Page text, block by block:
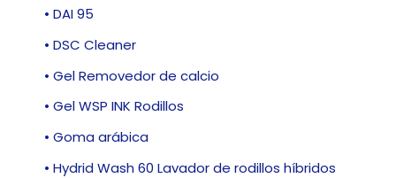
• DAI 95
• DSC Cleaner
• Gel Removedor de calcio
• Gel WSP INK Rodillos
• Goma arábica
• Hydrid Wash 60 Lavador de rodillos híbridos